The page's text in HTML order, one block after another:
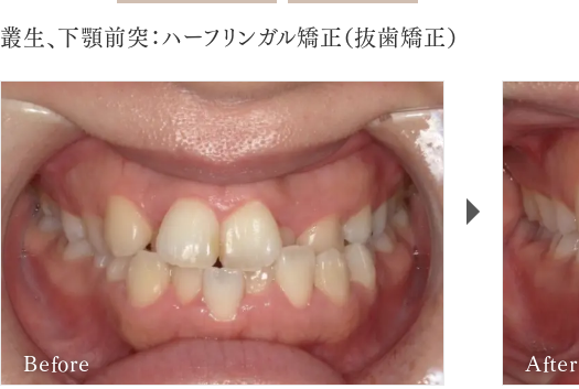
叢生、下顎前突：ハーフリンガル矯正（抜歯矯正）
Before After